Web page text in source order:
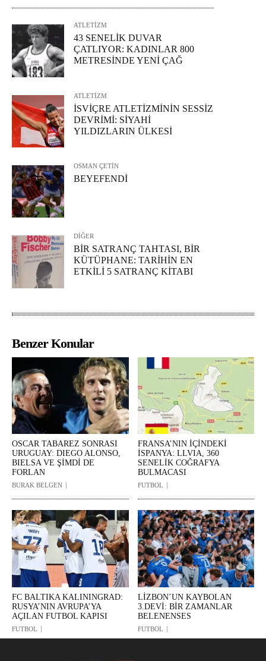
ATLETİZM
43 SENELİK DUVAR
ÇATLIYOR: KADINLAR 800
METRESİNDE YENİ ÇAĞ
ATLETİZM
İSVİÇRE ATLETİZMİNİN SESSİZ
DEVRİMİ: SİYAHİ
YILDIZLARIN ÜLKESİ
OSMAN ÇETİN
BEYEFENDİ
DİĞER
BİR SATRANÇ TAHTASI, BİR
KÜTÜPHANE: TARİHİN EN
ETKİLİ 5 SATRANÇ KİTABI
Benzer Konular
OSCAR TABAREZ SONRASI
URUGUAY: DIEGO ALONSO,
BIELSA VE ŞİMDİ DE
FORLAN
BURAK BELGEN
FRANSA’NIN İÇİNDEKİ
İSPANYA: LLVIA, 360
SENELİK COĞRAFYA
BULMACASI
FUTBOL
FC BALTIKA KALININGRAD:
RUSYA’NIN AVRUPA’YA
AÇILAN FUTBOL KAPISI
FUTBOL
LİZBON’UN KAYBOLAN
3.DEVİ: BİR ZAMANLAR
BELENENSES
FUTBOL